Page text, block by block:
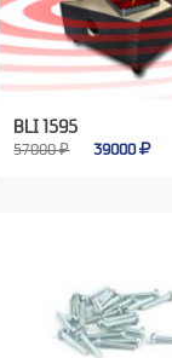
BLI 1595
57000 ₽ 39000